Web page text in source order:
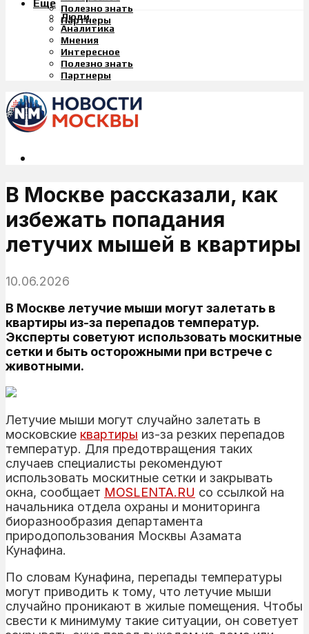
Полезно знать
Партнеры
Еще
Люди
Аналитика
Мнения
Интересное
Полезно знать
Партнеры
В Москве рассказали, как
избежать попадания
летучих мышей в квартиры
10.06.2026
В Москве летучие мыши могут залетать в
квартиры из-за перепадов температур.
Эксперты советуют использовать москитные
сетки и быть осторожными при встрече с
животными.
Летучие мыши могут случайно залетать в
московские квартиры из-за резких перепадов
температур. Для предотвращения таких
случаев специалисты рекомендуют
использовать москитные сетки и закрывать
окна, сообщает MOSLENTA.RU со ссылкой на
начальника отдела охраны и мониторинга
биоразнообразия департамента
природопользования Москвы Азамата
Кунафина.
По словам Кунафина, перепады температуры
могут приводить к тому, что летучие мыши
случайно проникают в жилые помещения. Чтобы
свести к минимуму такие ситуации, он советует